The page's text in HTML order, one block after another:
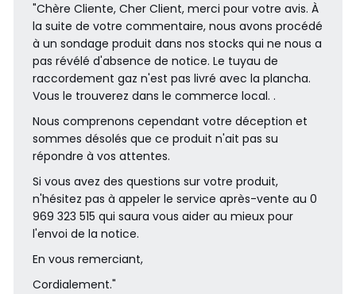
"Chère Cliente, Cher Client, merci pour votre avis. À
la suite de votre commentaire, nous avons procédé
à un sondage produit dans nos stocks qui ne nous a
pas révélé d'absence de notice. Le tuyau de
raccordement gaz n'est pas livré avec la plancha.
Vous le trouverez dans le commerce local. .
Nous comprenons cependant votre déception et
sommes désolés que ce produit n'ait pas su
répondre à vos attentes.
Si vous avez des questions sur votre produit,
n'hésitez pas à appeler le service après-vente au 0
969 323 515 qui saura vous aider au mieux pour
l'envoi de la notice.
En vous remerciant,
Cordialement."